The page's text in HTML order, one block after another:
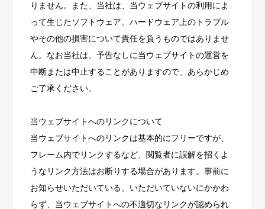
りません。また、当社は、当ウェブサイトの利用によ
って生じたソフトウェア、ハードウェア上のトラブル
やその他の損害について責任を負うものではありませ
ん。なお当社は、予告なしに当ウェブサイトの運営を
中断または中止することがありますので、あらかじめ
ご了承ください。
当ウェブサイトへのリンクについて
当ウェブサイトへのリンクは基本的にフリーですが、
フレーム内でリンクするなど、閲覧者に誤解を招くよ
うなリンク方法はお断りする場合があります。事前に
お知らせいただいている、いただいていないにかかわ
らず、当ウェブサイトへの不適切なリンクが認められ